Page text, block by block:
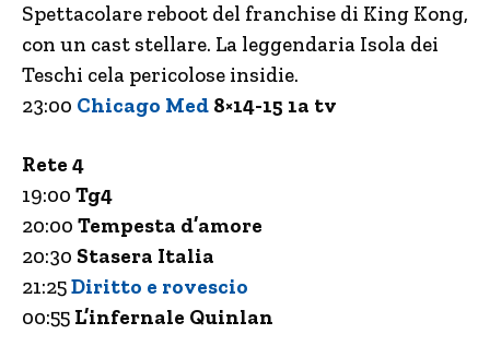
Spettacolare reboot del franchise di King Kong,
con un cast stellare. La leggendaria Isola dei
Teschi cela pericolose insidie.
23:00 Chicago Med 8×14-15 1a tv
Rete 4
19:00 Tg4
20:00 Tempesta d’amore
20:30 Stasera Italia
21:25Diritto e rovescio
00:55 L’infernale Quinlan